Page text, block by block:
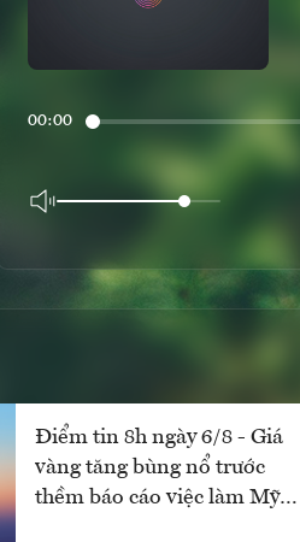
00:00
Điểm tin 8h ngày 6/8 - Giá
vàng tăng bùng nổ trước
thềm báo cáo việc làm Mỹ,